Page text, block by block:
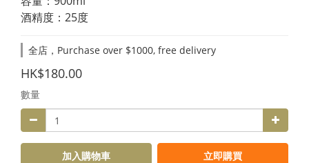
酒精度：25度
全店，Purchase over $1000, free delivery
HK$180.00
數量
加入購物車 立即購買